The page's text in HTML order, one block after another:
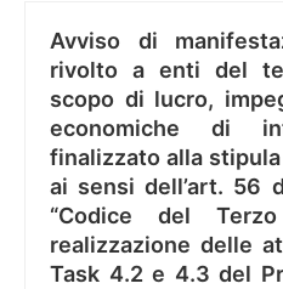
Avviso di
rivolto a enti del
scopo di lucro,
economiche di
finalizzato alla
ai sensi dell’art. 56
“Codice del
realizzazione delle
Task 4.2 e 4.3 del